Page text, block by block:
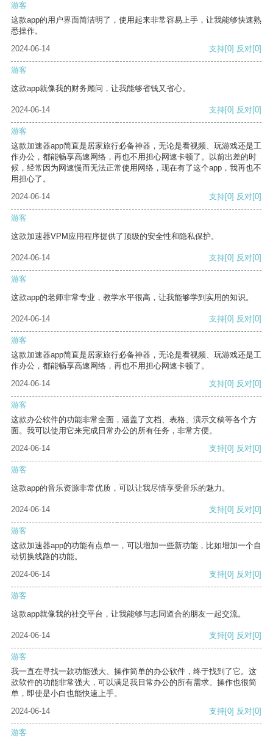
游客
这款app的用户界面简洁明了，使用起来非常容易上手，让我能够快速熟
悉操作。
2024-06-14
支持[0] 反对[0]
游客
这款app就像我的财务顾问，让我能够省钱又省心。
2024-06-14 支持[0] 反对[0]
游客
这款加速器app简直是居家旅行必备神器，无论是看视频、玩游戏还是工
作办公，都能畅享高速网络，再也不用担心网速卡顿了。以前出差的时
候，经常因为网速慢而无法正常使用网络，现在有了这个app，我再也不
用担心了。
2024-06-14
支持[0] 反对[0]
游客
这款加速器VPM应用程序提供了顶级的安全性和隐私保护。
2024-06-14 支持[0] 反对[0]
游客
这款app的老师非常专业，教学水平很高，让我能够学到实用的知识。
2024-06-14 支持[0] 反对[0]
游客
这款加速器app简直是居家旅行必备神器，无论是看视频、玩游戏还是工
作办公，都能畅享高速网络，再也不用担心网速卡顿了。
2024-06-14
支持[0] 反对[0]
游客
这款办公软件的功能非常全面，涵盖了文档、表格、演示文稿等各个方
面。我可以使用它来完成日常办公的所有任务，非常方便。
2024-06-14
支持[0] 反对[0]
游客
这款app的音乐资源非常优质，可以让我尽情享受音乐的魅力。
2024-06-14 支持[0] 反对[0]
游客
这款加速器app的功能有点单一，可以增加一些新功能，比如增加一个自
动切换线路的功能。
2024-06-14
支持[0] 反对[0]
游客
这款app就像我的社交平台，让我能够与志同道合的朋友一起交流。
2024-06-14 支持[0] 反对[0]
游客
我一直在寻找一款功能强大、操作简单的办公软件，终于找到了它。这
款软件的功能非常强大，可以满足我日常办公的所有需求。操作也很简
单，即使是小白也能快速上手。
2024-06-14
支持[0] 反对[0]
游客